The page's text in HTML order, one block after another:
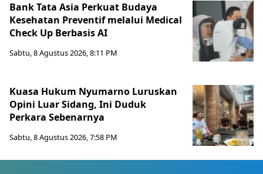
Bank Tata Asia Perkuat Budaya
Kesehatan Preventif melalui Medical
Check Up Berbasis AI
Sabtu, 8 Agustus 2026, 8:11 PM
Kuasa Hukum Nyumarno Luruskan
Opini Luar Sidang, Ini Duduk
Perkara Sebenarnya ​
Sabtu, 8 Agustus 2026, 7:58 PM